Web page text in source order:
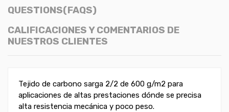
QUESTIONS(FAQS)
CALIFICACIONES Y COMENTARIOS DE
NUESTROS CLIENTES
Tejido de carbono sarga 2/2 de 600 g/m2 para
aplicaciones de altas prestaciones dónde se precisa
alta resistencia mecánica y poco peso.